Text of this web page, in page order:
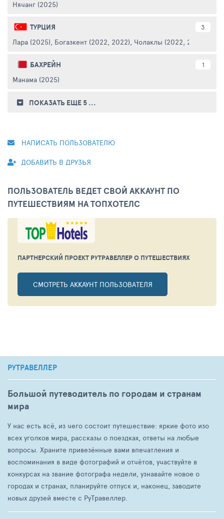
Нячанг (2025)
ТУРЦИЯ 3
Лара (2025), Богазкент (2022, 2022), Чолаклы (2022, 2022)
БАХРЕЙН 1
Манама (2025)
ПОКАЗАТЬ ЕЩЕ 5 ...
НАПИСАТЬ ПОЛЬЗОВАТЕЛЮ
ДОБАВИТЬ В ДРУЗЬЯ
ПОЛЬЗОВАТЕЛЬ ВЕДЕТ СВОЙ АККАУНТ ПО
ПУТЕШЕСТВИЯМ НА ТОПХОТЕЛС
ПАРТНЕРСКИЙ ПРОЕКТ РУТРАВЕЛЛЕРО ПУТЕШЕСТВИЯХ
СМОТРЕТЬ АККАУНТ ПОЛЬЗОВАТЕЛЯ
РУТРАВЕЛЛЕР
Большой путеводитель по городам и странам
мира
У нас есть всё, из чего состоит путешествие: яркие фото изо
всех уголков мира, рассказы о поездках, ответы на любые
вопросы. Храните привезённые вами впечатления и
воспоминания в виде фотографий и отчётов, участвуйте в
конкурсах на звание фотографа недели, узнавайте новое о
городах и странах, планируйте отпуск и, наконец, заводите
новых друзей вместе с РуТравеллер.